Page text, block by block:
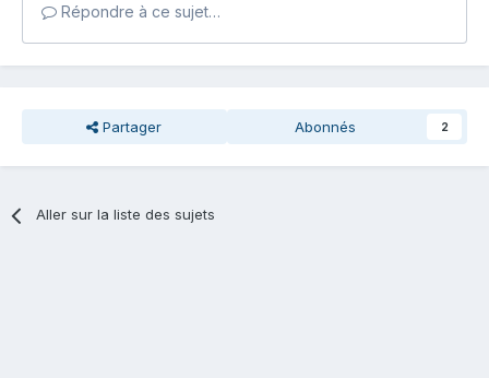
Répondre à ce sujet…
Partager Abonnés 2
Aller sur la liste des sujets